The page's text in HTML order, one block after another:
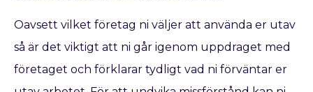
Oavsett vilket företag ni väljer att använda er utav
så är det viktigt att ni går igenom uppdraget med
företaget och förklarar tydligt vad ni förväntar er